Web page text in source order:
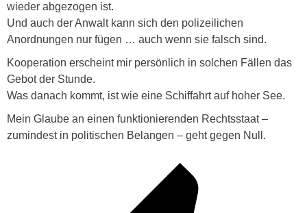
wieder abgezogen ist.
Und auch der Anwalt kann sich den polizeilichen
Anordnungen nur fügen … auch wenn sie falsch sind.
Kooperation erscheint mir persönlich in solchen Fällen das
Gebot der Stunde.
Was danach kommt, ist wie eine Schiffahrt auf hoher See.
Mein Glaube an einen funktionierenden Rechtsstaat –
zumindest in politischen Belangen – geht gegen Null.